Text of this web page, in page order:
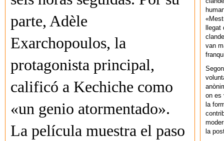
parte, Adèle
Exarchopoulos, la
protagonista principal,
calificó a Kechiche como
«un genio atormentado».
La película muestra el paso
van
on es
la
la